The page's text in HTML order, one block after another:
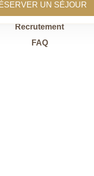
UN SÉJOUR
Recrutement
FAQ